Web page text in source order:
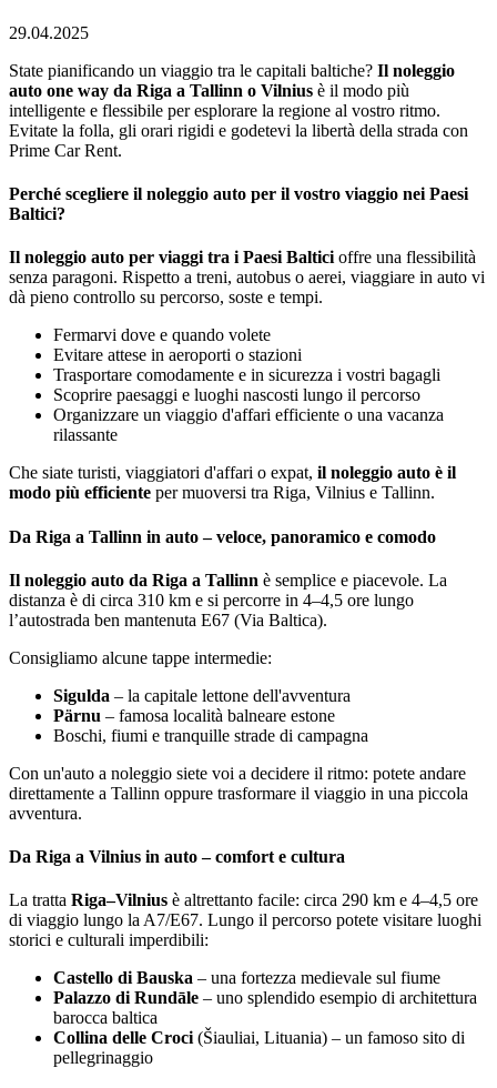
29.04.2025
State pianificando un viaggio tra le capitali baltiche? Il noleggio
auto one way da Riga a Tallinn o Vilnius è il modo più
intelligente e flessibile per esplorare la regione al vostro ritmo.
Evitate la folla, gli orari rigidi e godetevi la libertà della strada con
Prime Car Rent.
Perché scegliere il noleggio auto per il vostro viaggio nei Paesi
Baltici?
Il noleggio auto per viaggi tra i Paesi Balticioffre una flessibilità
senza paragoni. Rispetto a treni, autobus o aerei, viaggiare in auto vi
dà pieno controllo su percorso, soste e tempi.
Fermarvi dove e quando volete
Evitare attese in aeroporti o stazioni
Trasportare comodamente e in sicurezza i vostri bagagli
Scoprire paesaggi e luoghi nascosti lungo il percorso
Organizzare un viaggio d'affari efficiente o una vacanza
rilassante
Che siate turisti, viaggiatori d'affari o expat, il noleggio auto è il
modo più efficiente per muoversi tra Riga, Vilnius e Tallinn.
Da Riga a Tallinn in auto – veloce, panoramico e comodo
Il noleggio auto da Riga a Tallinn è semplice e piacevole. La
distanza è di circa 310 km e si percorre in 4–4,5 ore lungo
l’autostrada ben mantenuta E67 (Via Baltica).
Consigliamo alcune tappe intermedie:
Sigulda – la capitale lettone dell'avventura
Pärnu – famosa località balneare estone
Boschi, fiumi e tranquille strade di campagna
Con un'auto a noleggio siete voi a decidere il ritmo: potete andare
direttamente a Tallinn oppure trasformare il viaggio in una piccola
avventura.
Da Riga a Vilnius in auto – comfort e cultura
La tratta Riga–Vilnius è altrettanto facile: circa 290 km e 4–4,5 ore
di viaggio lungo la A7/E67. Lungo il percorso potete visitare luoghi
storici e culturali imperdibili:
Castello di Bauska – una fortezza medievale sul fiume
Palazzo di Rundāle – uno splendido esempio di architettura
barocca baltica
Collina delle Croci(Šiauliai, Lituania) – un famoso sito di
pellegrinaggio